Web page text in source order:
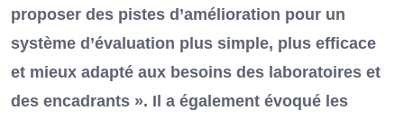
proposer des pistes d’amélioration pour un
système d’évaluation plus simple, plus efficace
et mieux adapté aux besoins des laboratoires et
des encadrants ». Il a également évoqué les